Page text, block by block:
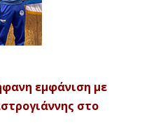
εμφάνιση με
στο